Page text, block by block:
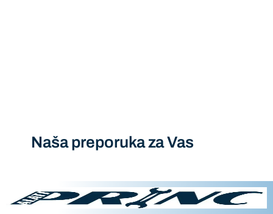
Naša preporuka za Vas